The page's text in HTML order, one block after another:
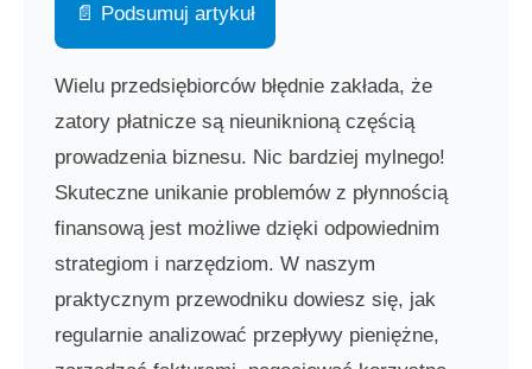
📄 Podsumuj artykuł
Wielu przedsiębiorców błędnie zakłada, że
zatory płatnicze są nieuniknioną częścią
prowadzenia biznesu. Nic bardziej mylnego!
Skuteczne unikanie problemów z płynnością
finansową jest możliwe dzięki odpowiednim
strategiom i narzędziom. W naszym
praktycznym przewodniku dowiesz się, jak
regularnie analizować przepływy pieniężne,